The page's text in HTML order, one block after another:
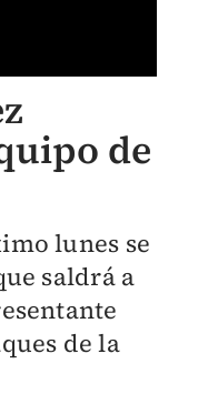
de
lunes se
saldrá a
de la